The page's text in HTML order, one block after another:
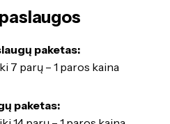
sistema
vietos
vidurinį
pagrindinį
programos
paketas:
7 parų – 1 paros kaina
paketas: